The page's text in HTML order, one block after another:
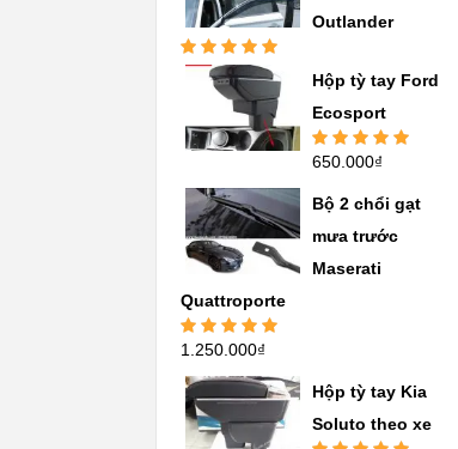
Outlander
Được xếp
hạng5.00
Hộp tỳ tay Ford
Ecosport
Được xếp
sao
650.000₫
Bộ 2 chổi gạt
mưa trước
Maserati
Quattroporte
Được xếp
sao
1.250.000₫
Hộp tỳ tay Kia
Soluto theo xe